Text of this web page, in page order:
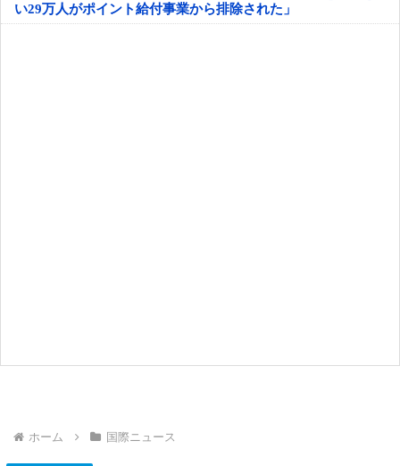
い29万人がポイント給付事業から排除された」
ホーム 国際ニュース